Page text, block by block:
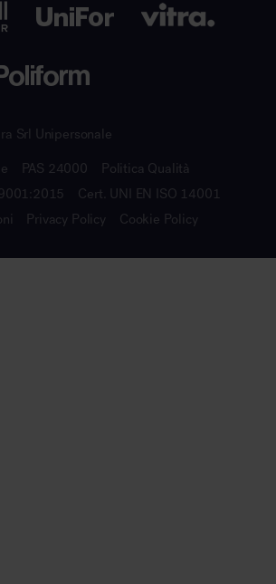
Srl Unipersonale
PAS 24000
Politica Qualità
Cert. UNI EN ISO 14001
Privacy Policy Cookie Policy